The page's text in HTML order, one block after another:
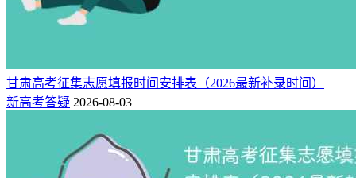
甘肃高考征集志愿填报时间安排表（2026最新补录时间）
新高考答疑 2026-08-03